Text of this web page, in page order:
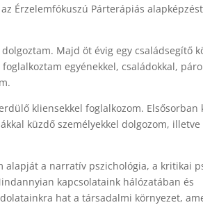
Érzelemfókuszú Párterápiás
Majd öt évig egy családsegítő
egyénekkel, családokkal,
kliensekkel foglalkozom. Elsősorban
küzdő személyekkel dolgozom, illetve
a narratív pszichológia, a kritikai
kapcsolataink hálózatában és
hat a társadalmi környezet,